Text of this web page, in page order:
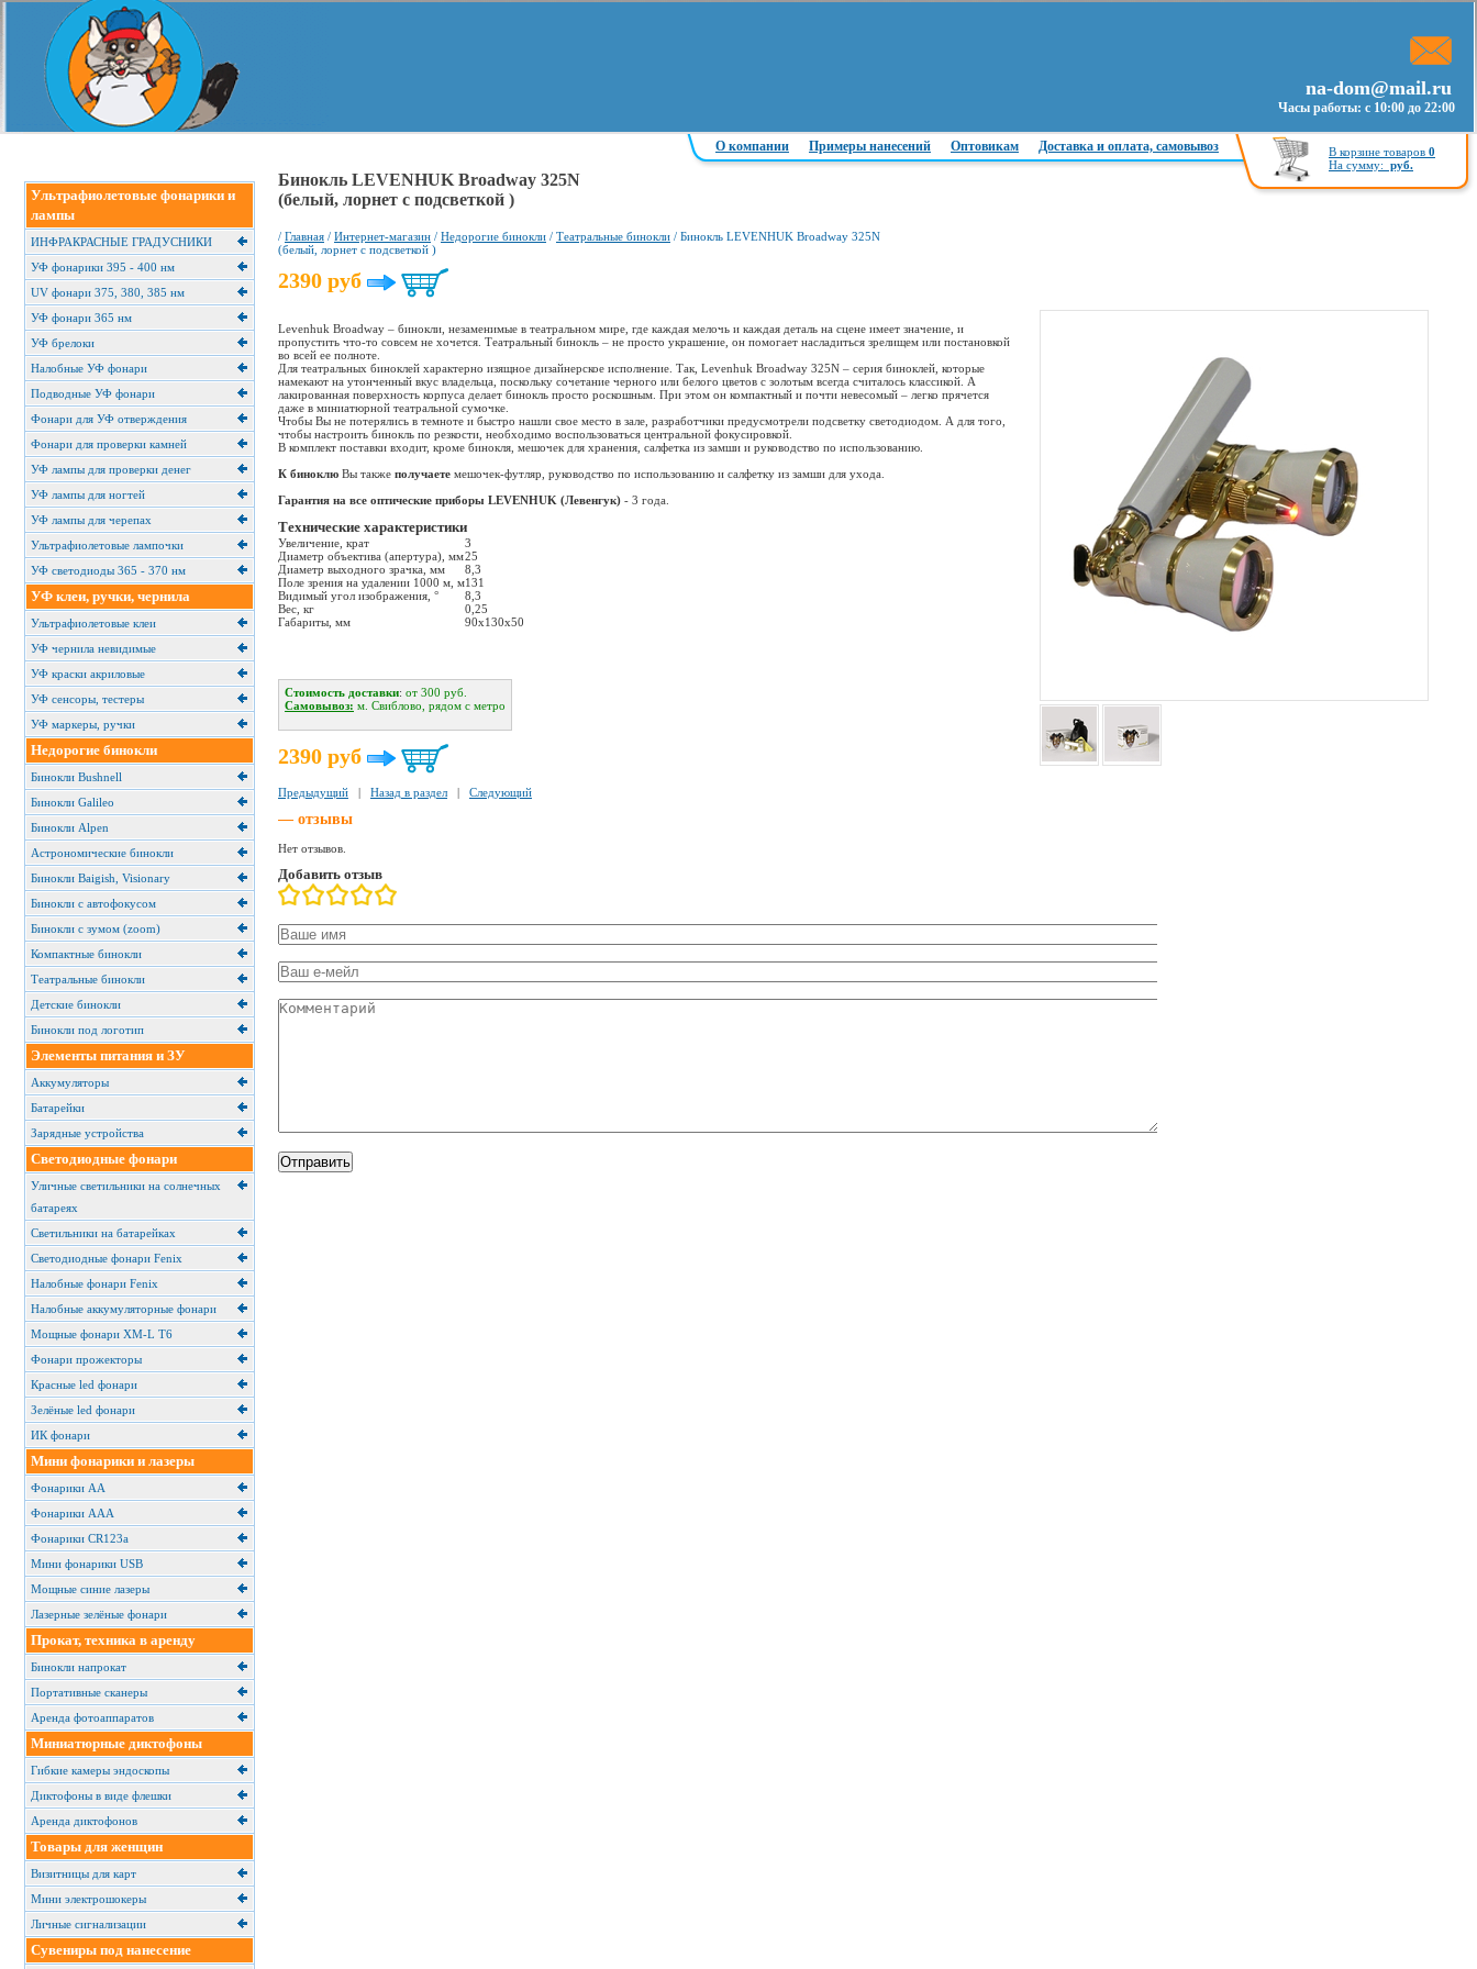
na-dom@mail.ru
Часы работы: с 10:00 до 22:00
Ультрафиолетовые фонарики и
лампы
ИНФРАКРАСНЫЕ ГРАДУСНИКИ
УФ фонарики 395 - 400 нм
UV фонари 375, 380, 385 нм
УФ фонари 365 нм
УФ брелоки
Налобные УФ фонари
Подводные УФ фонари
Фонари для УФ отверждения
Фонари для проверки камней
УФ лампы для проверки денег
УФ лампы для ногтей
УФ лампы для черепах
Ультрафиолетовые лампочки
УФ светодиоды 365 - 370 нм
УФ клеи, ручки, чернила
Ультрафиолетовые клеи
УФ чернила невидимые
УФ краски акриловые
УФ сенсоры, тестеры
УФ маркеры, ручки
Недорогие бинокли
Бинокли Bushnell
Бинокли Galileo
Бинокли Alpen
Астрономические бинокли
Бинокли Baigish, Visionary
Бинокли с автофокусом
Бинокли с зумом (zoom)
Компактные бинокли
Театральные бинокли
Детские бинокли
Бинокли под логотип
Элементы питания и ЗУ
Аккумуляторы
Батарейки
Зарядные устройства
Светодиодные фонари
Уличные светильники на солнечных
батареях
Cветильники на батарейках
Светодиодные фонари Fenix
Налобные фонари Fenix
Налобные аккумуляторные фонари
Мощные фонари XM-L T6
Фонари прожекторы
Красные led фонари
Зелёные led фонари
ИК фонари
Мини фонарики и лазеры
Фонарики АА
Фонарики ААА
Фонарики CR123a
Мини фонарики USB
Мощные синие лазеры
Лазерные зелёные фонари
Прокат, техника в аренду
Бинокли напрокат
Портативные сканеры
Аренда фотоаппаратов
Миниатюрные диктофоны
Гибкие камеры эндоскопы
Диктофоны в виде флешки
Аренда диктофонов
Товары для женщин
Визитницы для карт
Мини электрошокеры
Личные сигнализации
Сувениры под нанесение
Бинокль LEVENHUK Broadway 325N
(белый, лорнет с подсветкой )
/ Главная / Интернет-магазин / Недорогие бинокли / Театральные бинокли / Бинокль LEVENHUK Broadway 325N
(белый, лорнет с подсветкой )
2390 руб
Levenhuk Broadway – бинокли, незаменимые в театральном мире, где каждая мелочь и каждая деталь на сцене имеет значение, и
пропустить что-то совсем не хочется. Театральный бинокль – не просто украшение, он помогает насладиться зрелищем или постановкой
во всей ее полноте.
Для театральных биноклей характерно изящное дизайнерское исполнение. Так, Levenhuk Broadway 325N – серия биноклей, которые
намекают на утонченный вкус владельца, поскольку сочетание черного или белого цветов с золотым всегда считалось классикой. А
лакированная поверхность корпуса делает бинокль просто роскошным. При этом он компактный и почти невесомый – легко прячется
даже в миниатюрной театральной сумочке.
Чтобы Вы не потерялись в темноте и быстро нашли свое место в зале, разработчики предусмотрели подсветку светодиодом. А для того,
чтобы настроить бинокль по резкости, необходимо воспользоваться центральной фокусировкой.
В комплект поставки входит, кроме бинокля, мешочек для хранения, салфетка из замши и руководство по использованию.
К биноклю Вы также получаете мешочек-футляр, руководство по использованию и салфетку из замши для ухода.
Гарантия на все оптические приборы LEVENHUK (Левенгук) - 3 года.
Технические характеристики
Увеличение, крат
3
Диаметр объектива (апертура), мм25
Диаметр выходного зрачка, мм
8,3
Поле зрения на удалении 1000 м, м131
Видимый угол изображения, °
8,3
Вес, кг
0,25
Габариты, мм
90x130x50
Стоимость доставки: от 300 руб.
Cамовывоз: м. Свиблово, рядом с метро
2390 руб
Предыдущий | Назад в раздел | Следующий
— отзывы
Нет отзывов.
Добавить отзыв
В корзине товаров 0
На сумму: руб.
О компании Примеры нанесений Оптовикам Доставка и оплата, самовывоз